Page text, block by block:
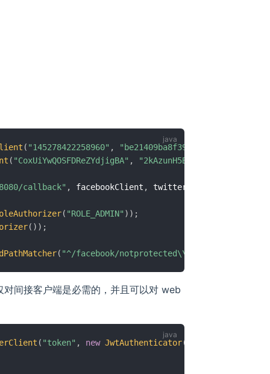
( "145278422258960" ,
( "CoxUiYwQOSFDReZYdjigBA" ,
callback" , facebookClient , twitterClient
( "ROLE_ADMIN" ) ) ;
( ) ) ;
( "^/facebook/notprotected\\.jsp$"
对间接客户端是必需的，并且可以对 web
( "token" , new JwtAuthenticator(